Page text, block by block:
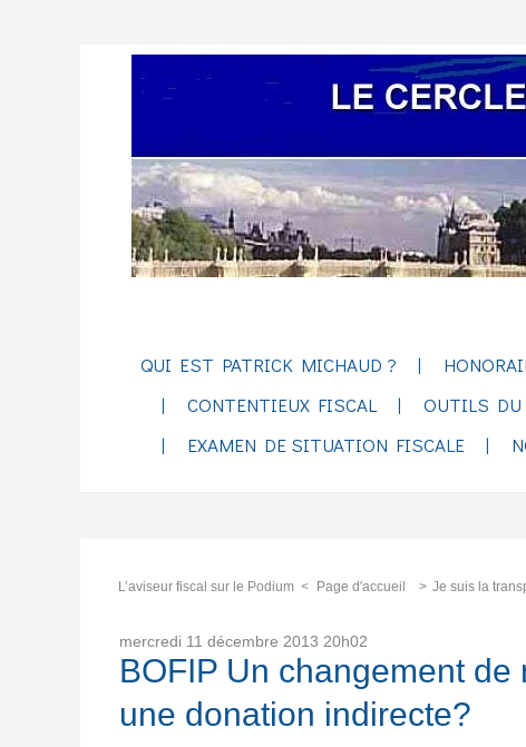
QUI EST PATRICK MICHAUD ?
CONTENTIEUX FISCAL
OUTILS
EXAMEN DE SITUATION FISCALE
L’aviseur fiscal sur le Podium Page d'accueil Je suis la
mercredi 11 décembre 2013 20h02
BOFIP Un changement
une donation indirecte?